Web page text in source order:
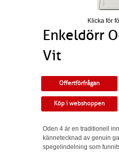
Klicka för
Enkeldörr
Vit
Offertförfrågan
Köp i webshoppen
Oden 4 är en traditionell
kännetecknad av genuin
spegelindelning som